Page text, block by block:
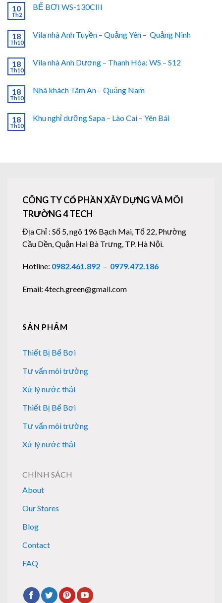
10
Th2
BỂ BƠI WS-130CIII
18
Th10
Vila nhà Anh Tuyền – Quảng Yên – Quảng Ninh
18
Th10
Vila nhà Anh Dương – Thanh Hóa: WS – S12
18
Th10
Nhà khách Tâm An – Quảng Nam
18
Th10
Khu nghỉ dưỡng Sapa – Lào Cai – Yên Bái
CÔNG TY CỔ PHẦN XÂY DỰNG VÀ MÔI
TRƯỜNG 4 TECH
Địa Chỉ : Số 5, ngõ 196 Bạch Mai, Tổ 22, Phường
Cầu Dền, Quận Hai Bà Trưng, TP. Hà Nội.
Hotline: 0982.461.892 – 0979.472.186
Email: 4tech.green@gmail.com
SẢN PHẨM
Thiết Bị Bể Bơi
Tư vấn môi trường
Xử lý nước thải
Thiết Bị Bể Bơi
Tư vấn môi trường
Xử lý nước thải
CHÍNH SÁCH
About
Our Stores
Blog
Contact
FAQ